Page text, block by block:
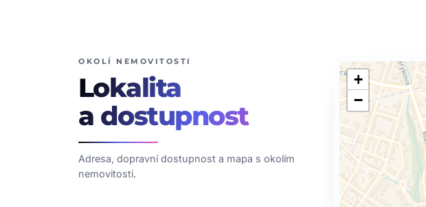
OKOLÍ NEMOVITOSTI
Lokalita
a dostupnost
Adresa, dopravní dostupnost a mapa s okolím
nemovitosti.
+
−